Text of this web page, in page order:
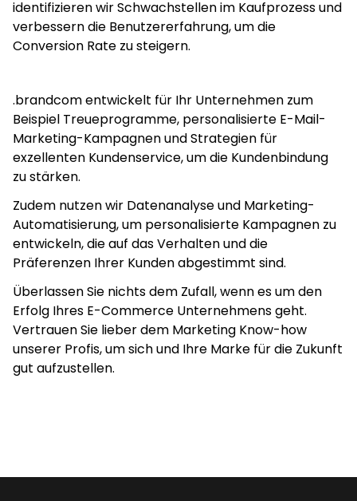
identifizieren wir Schwachstellen im Kaufprozess und
verbessern die Benutzererfahrung, um die
Conversion Rate zu steigern.
.brandcom entwickelt für Ihr Unternehmen zum
Beispiel Treueprogramme, personalisierte E-Mail-
Marketing-Kampagnen und Strategien für
exzellenten Kundenservice, um die Kundenbindung
zu stärken.
Zudem nutzen wir Datenanalyse und Marketing-
Automatisierung, um personalisierte Kampagnen zu
entwickeln, die auf das Verhalten und die
Präferenzen Ihrer Kunden abgestimmt sind.
Überlassen Sie nichts dem Zufall, wenn es um den
Erfolg Ihres E-Commerce Unternehmens geht.
Vertrauen Sie lieber dem Marketing Know-how
unserer Profis, um sich und Ihre Marke für die Zukunft
gut aufzustellen.